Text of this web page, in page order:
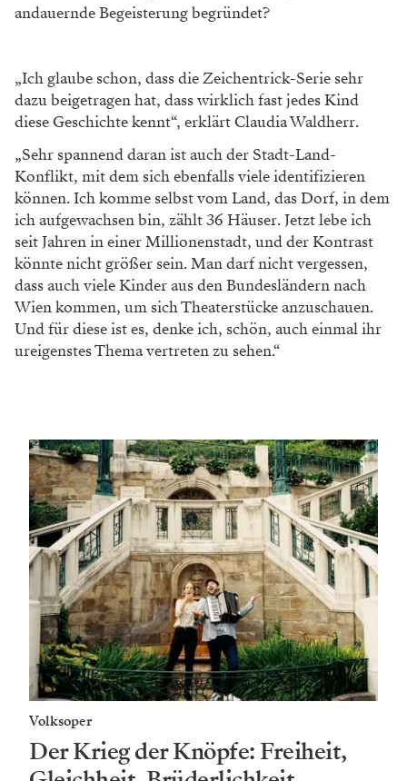
andauernde Begeisterung begründet?
„Ich glaube schon, dass die Zeichentrick-Serie sehr
dazu beigetragen hat, dass wirklich fast jedes Kind
diese Geschichte kennt“, erklärt Claudia Waldherr.
„Sehr spannend daran ist auch der Stadt-Land-
Konflikt, mit dem sich ebenfalls viele identifizieren
können. Ich komme selbst vom Land, das Dorf, in dem
ich aufgewachsen bin, zählt 36 Häuser. Jetzt lebe ich
seit Jahren in einer Millionenstadt, und der Kontrast
könnte nicht größer sein. Man darf nicht vergessen,
dass auch viele Kinder aus den Bundesländern nach
Wien kommen, um sich Theaterstücke anzuschauen.
Und für diese ist es, denke ich, schön, auch einmal ihr
ureigenstes Thema vertreten zu sehen.“
Volksoper
Der Krieg der Knöpfe: Freiheit,